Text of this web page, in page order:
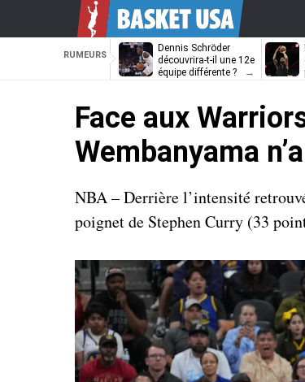
RUMEURS
Dennis Schröder
découvrira-t-il une 12e
équipe différente ?
Face aux
Wembanyama
NBA – Derrière l’intensité
poignet de Stephen Curry (33